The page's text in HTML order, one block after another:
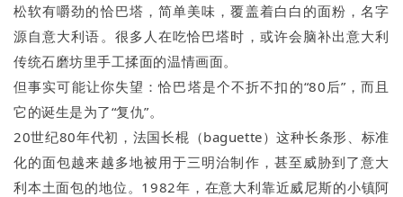
松软有嚼劲的恰巴塔，简单美味，覆盖着白白的面粉，名字
源自意大利语。很多人在吃恰巴塔时，或许会脑补出意大利
传统石磨坊里手工揉面的温情画面。
但事实可能让你失望：恰巴塔是个不折不扣的“80后”，而且
它的诞生是为了“复仇”。
20世纪80年代初，法国长棍（baguette）这种长条形、标准
化的面包越来越多地被用于三明治制作，甚至威胁到了意大
利本土面包的地位。1982年，在意大利靠近威尼斯的小镇阿